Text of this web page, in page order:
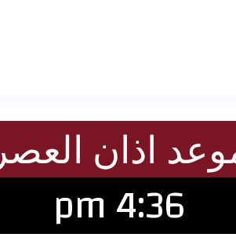
اذان العصر
4:36 pm